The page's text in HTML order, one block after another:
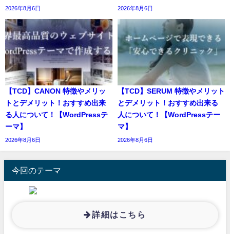
2026年8月6日 2026年8月6日
【TCD】CANON 特徴やメリッ
トとデメリット！おすすめ出来
る人について！【WordPressテ
ーマ】
2026年8月6日
【TCD】SERUM 特徴やメリット
とデメリット！おすすめ出来る
人について！【WordPressテー
マ】
2026年8月6日
今回のテーマ
詳細はこちら